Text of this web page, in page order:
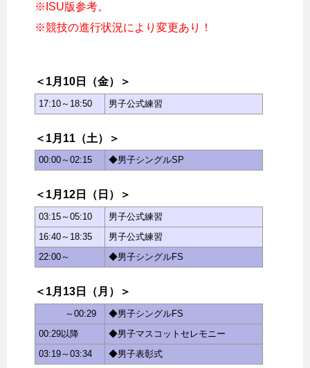
※ISU版参考。
※競技の進行状況により変更あり！
＜1月10日（金）＞
17:10～18:50 男子公式練習
＜1月11（土）＞
00:00～02:15 ◆男子シングルSP
＜1月12日（日）＞
03:15～05:10
男子公式練習
16:40～18:35
男子公式練習
22:00～
◆男子シングルFS
＜1月13日（月）＞
～00:29
◆男子シングルFS
00:29以降
◆男子マスコットセレモニー
03:19～03:34
◆男子表彰式